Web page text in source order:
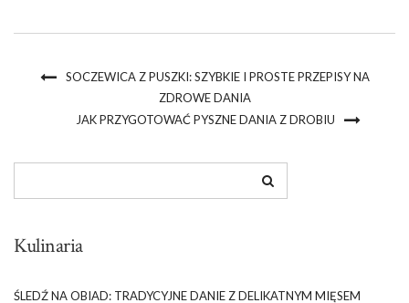
SOCZEWICA Z PUSZKI: SZYBKIE I PROSTE PRZEPISY NA
ZDROWE DANIA
JAK PRZYGOTOWAĆ PYSZNE DANIA Z DROBIU
Kulinaria
ŚLEDŹ NA OBIAD: TRADYCYJNE DANIE Z DELIKATNYM MIĘSEM